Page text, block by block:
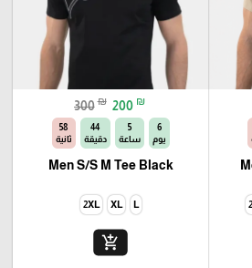
300 ₪ 200 ₪
6
يوم
5
ساعة
44
دقيقة
56
ثانية
Men S/S M Tee Black
L
XL
2XL
add_shopping_cart